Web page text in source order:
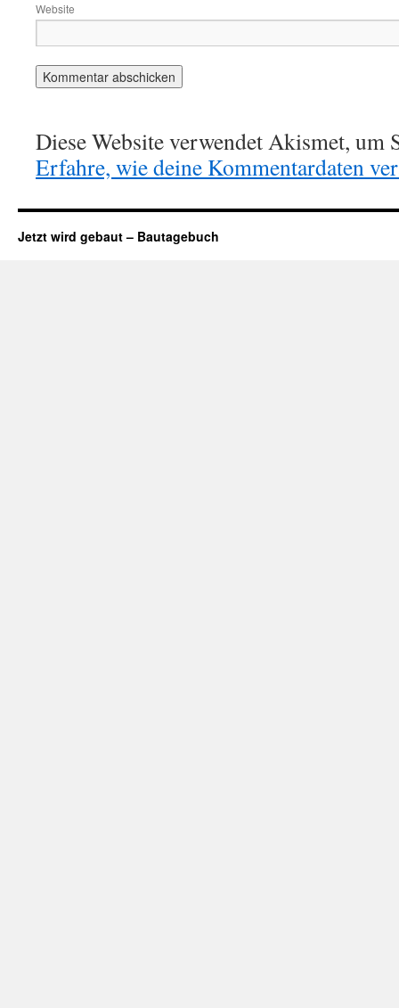
Website
Diese Website verwendet Akismet, um
Erfahre, wie deine Kommentardaten
Jetzt wird gebaut – Bautagebuch